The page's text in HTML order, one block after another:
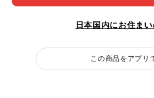
日本国内にお住ま
この商品をアプリ